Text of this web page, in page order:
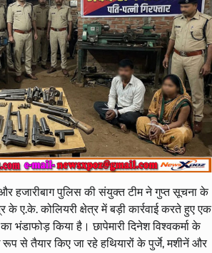
हजारीबाग पुलिस की संयुक्त टीम ने गुप्त सूचना के
के ए.के. कोलियरी क्षेत्र में बड़ी कार्रवाई करते हुए एक
भंडाफोड़ किया है। छापेमारी दिनेश विश्वकर्मा के
से तैयार किए जा रहे हथियारों के पुर्जे, मशीनें और